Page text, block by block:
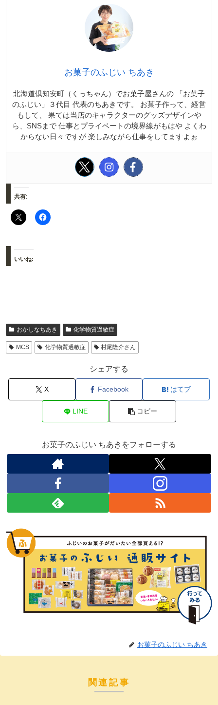
お菓子のふじい ちあき
北海道倶知安町（くっちゃん）でお菓子屋さんの 「お菓子
のふじい」３代目 代表のちあきです。 お菓子作って、経営
もして、 果ては当店のキャラクターのグッズデザインや
ら、SNSまで 仕事とプライベートの境界線がもはや よくわ
からない日々ですが 楽しみながら仕事をしてますよぉ
共有:
いいね:
おかしなちあき 化学物質過敏症
MCS 化学物質過敏症 村尾隆介さん
シェアする
X Facebook はてブ
LINE コピー
お菓子のふじい ちあきをフォローする
お菓子のふじい ちあき
関連記事